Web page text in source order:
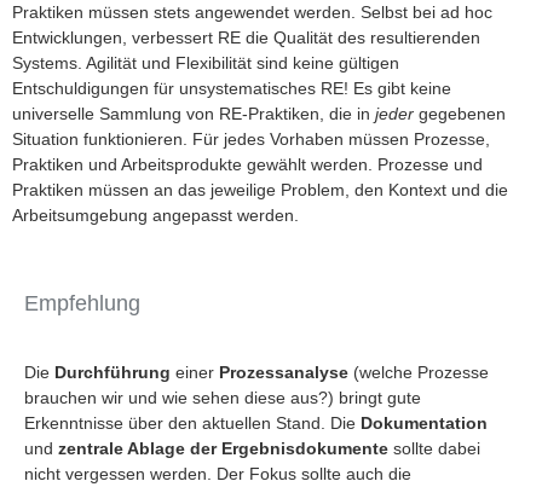
Praktiken müssen stets angewendet werden. Selbst bei ad hoc
Entwicklungen, verbessert RE die Qualität des resultierenden
Systems. Agilität und Flexibilität sind keine gültigen
Entschuldigungen für unsystematisches RE! Es gibt keine
universelle Sammlung von RE-Praktiken, die in jeder gegebenen
Situation funktionieren. Für jedes Vorhaben müssen Prozesse,
Praktiken und Arbeitsprodukte gewählt werden. Prozesse und
Praktiken müssen an das jeweilige Problem, den Kontext und die
Arbeitsumgebung angepasst werden.
Empfehlung
Die Durchführung einer Prozessanalyse (welche Prozesse
brauchen wir und wie sehen diese aus?) bringt gute
Erkenntnisse über den aktuellen Stand. Die Dokumentation
und zentrale Ablage der Ergebnisdokumente sollte dabei
nicht vergessen werden. Der Fokus sollte auch die